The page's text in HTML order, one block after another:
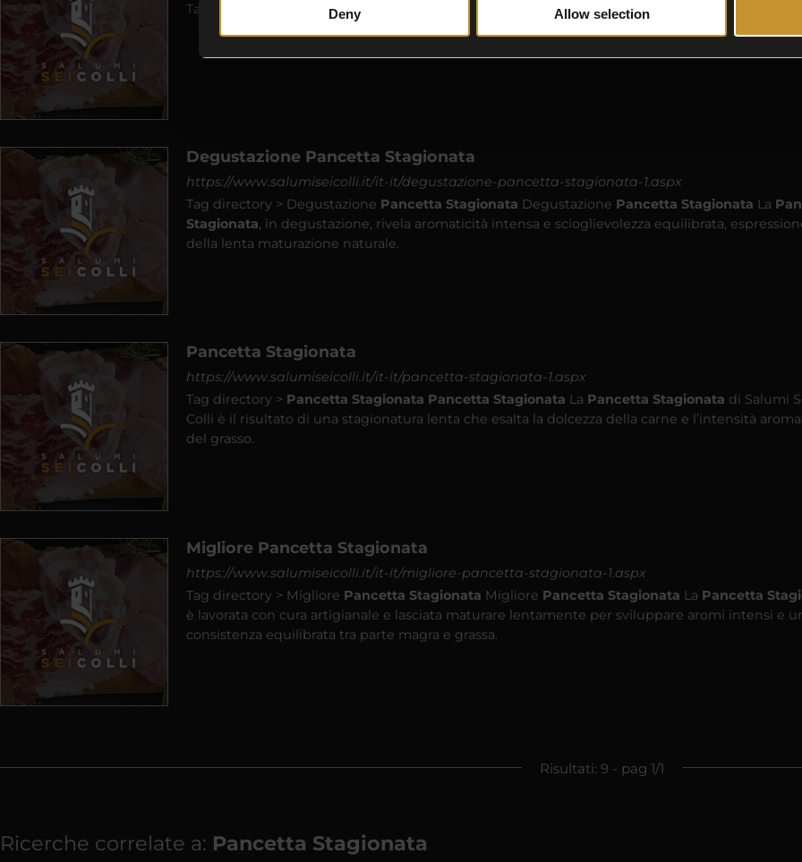
Deny Allow selection
Tag directory > Venditapancetta pancetta stagionata
Degustazione Pancetta Stagionata
https://www.salumiseicolli.it/it-it/degustazione-pancetta-stagionata-1.aspx
Tag directory > Degustazione Pancetta Stagionata Degustazione Pancetta Stagionata La
Stagionata, in degustazione, rivela aromaticità intensa e scioglievolezza equilibrata,
della lenta maturazione naturale.
Pancetta Stagionata
https://www.salumiseicolli.it/it-it/pancetta-stagionata-1.aspx
Tag directory > Pancetta Stagionata Pancetta Stagionata La Pancetta Stagionata di Salumi
Colli è il risultato di una stagionatura lenta che esalta la dolcezza della carne e l’intensità
del grasso.
Migliore Pancetta Stagionata
https://www.salumiseicolli.it/it-it/migliore-pancetta-stagionata-1.aspx
Tag directory > Migliore Pancetta Stagionata Migliore Pancetta Stagionata La Pancetta
è lavorata con cura artigianale e lasciata maturare lentamente per sviluppare aromi intensi e
consistenza equilibrata tra parte magra e grassa.
Risultati: 9 - pag 1/1
Ricerche correlate a: Pancetta Stagionata